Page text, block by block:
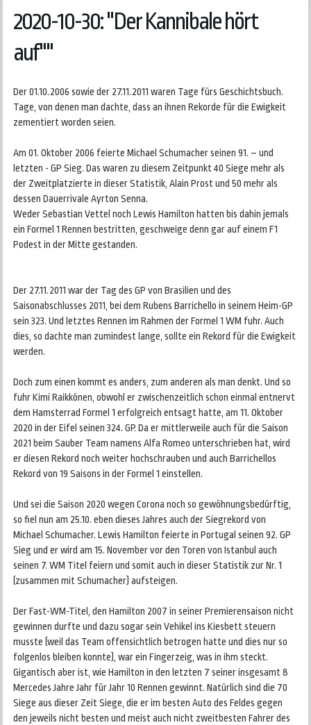
2020-10-30: "Der Kannibale hört
auf""
Der 01.10.2006 sowie der 27.11.2011 waren Tage fürs Geschichtsbuch.
Tage, von denen man dachte, dass an ihnen Rekorde für die Ewigkeit
zementiert worden seien.
Am 01. Oktober 2006 feierte Michael Schumacher seinen 91. – und
letzten - GP Sieg. Das waren zu diesem Zeitpunkt 40 Siege mehr als
der Zweitplatzierte in dieser Statistik, Alain Prost und 50 mehr als
dessen Dauerrivale Ayrton Senna.
Weder Sebastian Vettel noch Lewis Hamilton hatten bis dahin jemals
ein Formel 1 Rennen bestritten, geschweige denn gar auf einem F1
Podest in der Mitte gestanden.
Der 27.11.2011 war der Tag des GP von Brasilien und des
Saisonabschlusses 2011, bei dem Rubens Barrichello in seinem Heim-GP
sein 323. Und letztes Rennen im Rahmen der Formel 1 WM fuhr. Auch
dies, so dachte man zumindest lange, sollte ein Rekord für die Ewigkeit
werden.
Doch zum einen kommt es anders, zum anderen als man denkt. Und so
fuhr Kimi Raikkönen, obwohl er zwischenzeitlich schon einmal entnervt
dem Hamsterrad Formel 1 erfolgreich entsagt hatte, am 11. Oktober
2020 in der Eifel seinen 324. GP. Da er mittlerweile auch für die Saison
2021 beim Sauber Team namens Alfa Romeo unterschrieben hat, wird
er diesen Rekord noch weiter hochschrauben und auch Barrichellos
Rekord von 19 Saisons in der Formel 1 einstellen.
Und sei die Saison 2020 wegen Corona noch so gewöhnungsbedürftig,
so fiel nun am 25.10. eben dieses Jahres auch der Siegrekord von
Michael Schumacher. Lewis Hamilton feierte in Portugal seinen 92. GP
Sieg und er wird am 15. November vor den Toren von Istanbul auch
seinen 7. WM Titel feiern und somit auch in dieser Statistik zur Nr. 1
(zusammen mit Schumacher) aufsteigen.
Der Fast-WM-Titel, den Hamilton 2007 in seiner Premierensaison nicht
gewinnen durfte und dazu sogar sein Vehikel ins Kiesbett steuern
musste (weil das Team offensichtlich betrogen hatte und dies nur so
folgenlos bleiben konnte), war ein Fingerzeig, was in ihm steckt.
Gigantisch aber ist, wie Hamilton in den letzten 7 seiner insgesamt 8
Mercedes Jahre Jahr für Jahr 10 Rennen gewinnt. Natürlich sind die 70
Siege aus dieser Zeit Siege, die er im besten Auto des Feldes gegen
den jeweils nicht besten und meist auch nicht zweitbesten Fahrer des